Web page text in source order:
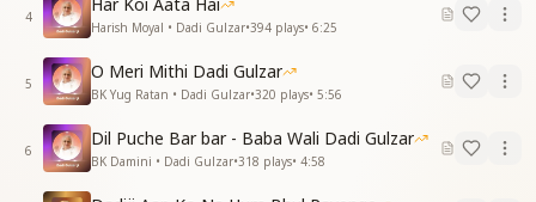
आपका टेंशन बिल्कुल सेकंड में खत्म हो सकता है
हमे बनाने बाप समान
खुद को कर दिया तूने कुर्बान
प्रभु से मिलन मनाने का
कर दिया तुमने राह आसान
हमे बनाने बाप समान
खुद को कर दिया तूने कुर्बान
4
Harish Moyal • Dadi Gulzar•394 plays• 6:25
5
O Meri Mithi Dadi Gulzar
BK Yug Ratan • Dadi Gulzar•320 plays• 5:56
6
Dil Puche Bar bar - Baba Wali Dadi Gulzar
BK Damini • Dadi Gulzar•318 plays• 4:58